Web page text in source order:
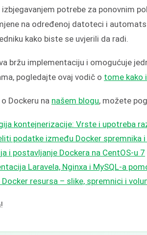
potrebe za ponovnim
na određenoj datoteci i
kako biste se uvjerili da radi.
bržu implementaciju i omogućuje
pogledajte ovaj vodič o tome kako
Dockeru na našem blogu, možete
kontejnerizacije: Vrste i upotreba
podatke između Docker spremnika
i postavljanje Dockera na CentOS-u 7
Laravela, Nginxa i MySQL-a
Docker resursa – slike, spremnici i